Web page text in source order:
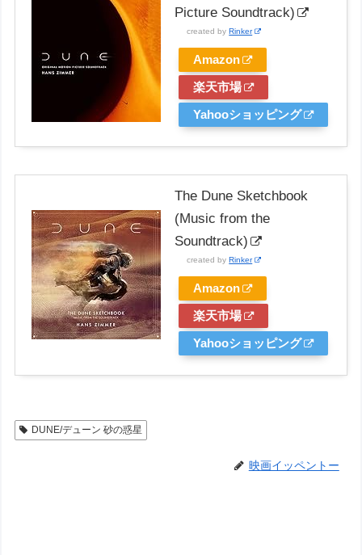
Picture Soundtrack)
created byRinker
Amazon
楽天市場
Yahooショッピング
The Dune Sketchbook
(Music from the
Soundtrack)
created byRinker
Amazon
楽天市場
Yahooショッピング
DUNE/デューン 砂の惑星
映画イッペントー